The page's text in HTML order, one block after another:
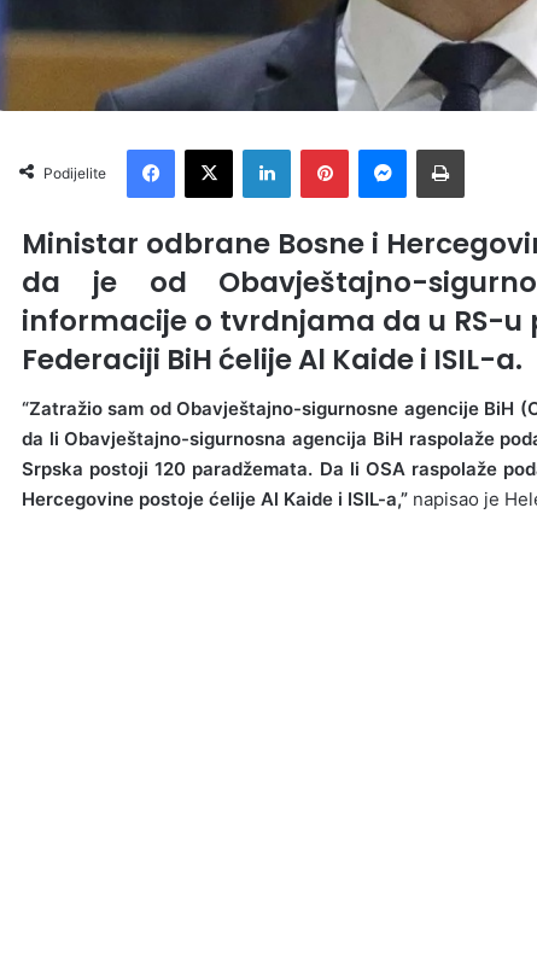
Podijelite
Ministar odbrane Bosne i
da je od Obavještajno-
informacije o tvrdnjama da u RS-u
Federaciji BiH ćelije Al Kaide i ISIL-a.
“Zatražio sam od Obavještajno-sigurnosne agencije BiH
da li Obavještajno-sigurnosna agencija BiH raspolaže
Srpska postoji 120 paradžemata. Da li OSA raspolaže
Hercegovine postoje ćelije Al Kaide i ISIL-a,” napisao je